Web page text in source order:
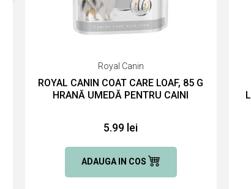
Royal Canin
ROYAL CANIN COAT CARE LOAF, 85 G
HRANĂ UMEDĂ PENTRU CAINI
5.99 lei
ADAUGA IN COS